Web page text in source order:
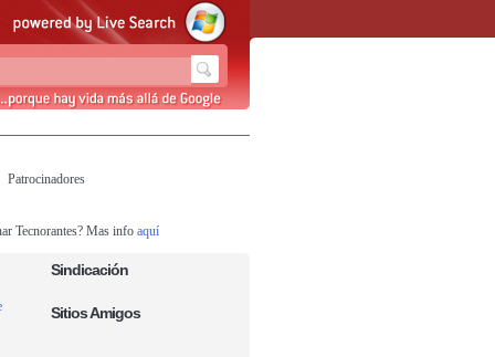
Patrocinadores
Tecnorantes? Mas info aquí
Sindicación
Sitios Amigos